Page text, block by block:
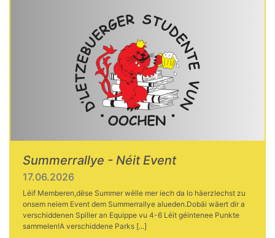
Summerrallye - Néit Event
17.06.2026
Léif Memberen,dëse Summer wëlle mer iech da lo häerzlechst zu
onsem neiem Event dem Summerrallye alueden.Dobäi wäert dir a
verschiddenen Spiller an Equippe vu 4-6 Léit géintenee Punkte
sammelen!A verschiddene Parks [...]